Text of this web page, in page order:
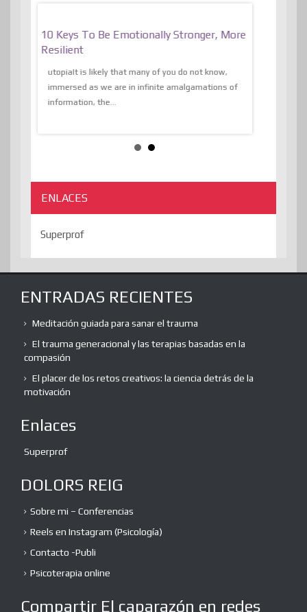
10 Keys To Be Emotionally Stronger, More
Resilient
utopiaIt is likely that many of you do not know,
immersed as we are in infinite amalgamations of
information, the...
ENLACES
Superprof
ENTRADAS RECIENTES
Meditación guiada para sanar el trauma
El trauma generacional y las terapias basadas en la
compasión
El placer de los retos creativos: la ciencia detrás de la
motivación
Enlaces
Superprof
DOLORS REIG
Sobre mi – Conferencias
Reels en Instagram (Psicología)
Contacto -Publi
Psicoterapia online
Compartir El caparazón en redes